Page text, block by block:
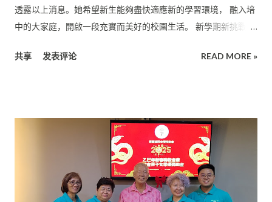
提升語言能力， 為未來奠定堅實的基礎。 他說，學生特別是新生
踏入培中，是人生的新起點。 中學不僅是學習知識的地方，更是
老師會細心引導， 學長學姐也會熱心幫助，他們很快便能融入這
感謝老師過去的辛勤付出，希望在新的一年里， 大家繼續發楊培
中精神，培育更多優秀學子。 董事會將繼續支持學校發展，為師
生提供更優質的學習與教學環境。 今日出席開學禮的董事有署理
董事長陳則勝、副董事長拿督貝聿哲、 董事監學林筱娃、董事秘
書林啟瑞、董事財政沈木桂、董事吳啟平、 許達偉、洪立川、沈
透露以上消息。她希望新生能夠盡快適應新的學習環境， 融入培
中的大家庭，開啟一段充實而美好的校園生活。 新學期新挑戰機
中二和初中三的學生來說， 這一年將是他們學業生涯中至關重要
著顯著的不同，無論是學習內容的深度， 還是學習方式的轉變，
都需要他們盡快適應。 希望他們能夠在新學年中，培養自主學習
的能力，明確目標， 腳踏實地，為未來的學習打下堅實的基礎。
重視學生全面發展 她表示，培中一直以來秉承“勤睦忠毅”的校
訓， 致力於培養德才兼備的優秀學子。該校不僅注重學術成績的
共享 发表评论 READ MORE »